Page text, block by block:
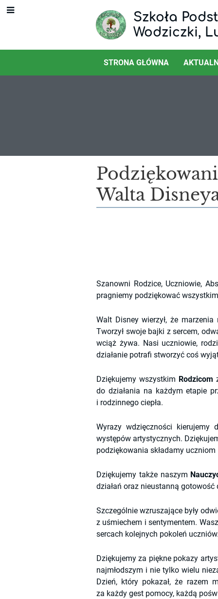
Szkoła
Wodziczki,
STRONA GŁÓWNA
Festyn
Rodzinny
Walta
Szanowni Rodzice, Uczniowie,
pragniemy podziękować
Walt Disney wierzył, że
Tworzył swoje bajki z sercem,
wciąż żywa. Nasi uczniowie,
działanie potrafi stworzyć coś
Dziękujemy wszystkim Rodzicom
do działania na każdym etapie
i rodzinnego ciepła.
Wyrazy wdzięczności kierujemy
występów artystycznych.
podziękowania składamy
Dziękujemy także naszym
działań oraz nieustanną
Szczególnie wzruszające były
z uśmiechem i sentymentem.
sercach kolejnych pokoleń
Dziękujemy za piękne pokazy
najmłodszym i nie tylko wielu
Dzień, który pokazał, że razem
za każdy gest pomocy, każdą